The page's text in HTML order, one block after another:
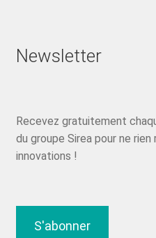
Newsletter
Recevez gratuitement
du groupe Sirea pour ne
innovations !
S'abonner